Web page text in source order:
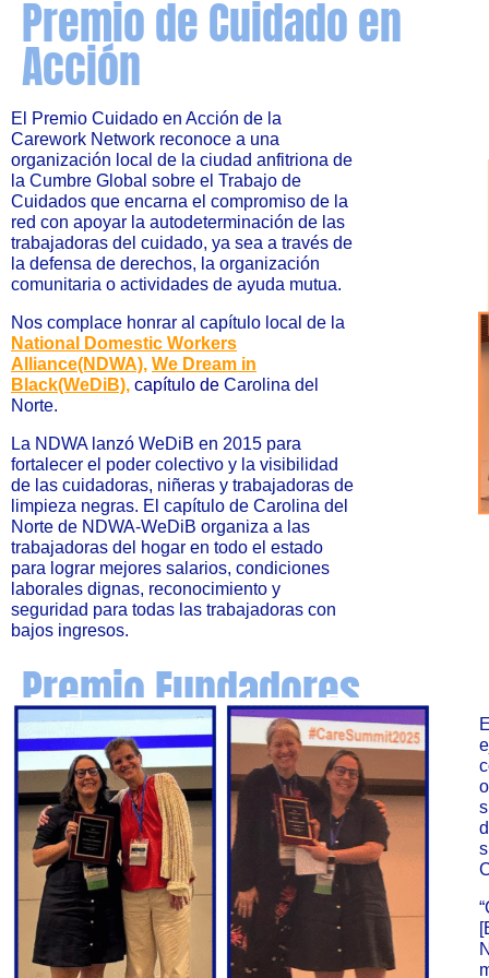
Premio de Cuidado en
Acción
El Premio Cuidado en Acción de la
Carework Network reconoce a una
organización local de la ciudad anfitriona de
la Cumbre Global sobre el Trabajo de
Cuidados que encarna el compromiso de la
red con apoyar la autodeterminación de las
trabajadoras del cuidado, ya sea a través de
la defensa de derechos, la organización
comunitaria o actividades de ayuda mutua.
Nos complace honrar al capítulo local de la
National Domestic Workers
Alliance(NDWA), We Dream in
Black(WeDiB), capítulo de Carolina del
Norte.
La NDWA lanzó WeDiB en 2015 para
fortalecer el poder colectivo y la visibilidad
de las cuidadoras, niñeras y trabajadoras de
limpieza negras. El capítulo de Carolina del
Norte de NDWA-WeDiB organiza a las
trabajadoras del hogar en todo el estado
para lograr mejores salarios, condiciones
laborales dignas, reconocimiento y
seguridad para todas las trabajadoras con
bajos ingresos.
Premio Fundadores